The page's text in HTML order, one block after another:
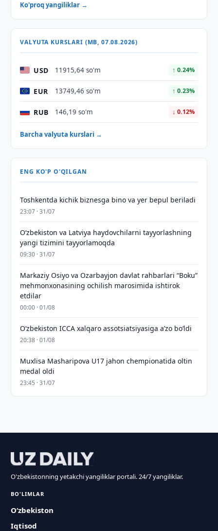
Ko'proq yangiliklar →
VALYUTA KURSLARI (MB, 07.08.2026)
USD 11915,64 so'm ↑ 0.24%
EUR 13749,46 so'm ↑ 0.23%
RUB 146,19 so'm ↓ 0.12%
Barcha valyuta kurslari →
ENG KO'P O'QILGAN
Toshkentda kichik biznesga bino va yer bepul beriladi
23:07 · 31/07
Oʻzbekiston va Latviya haydovchilarni tayyorlashning
yangi tizimini tayyorlamoqda
09:30 · 31/07
Markaziy Osiyo va Ozarbayjon davlat rahbarlari “Boku”
mehmonxonasining ochilish marosimida ishtirok
etdilar
00:00 · 01/08
O‘zbekiston ICCA xalqaro assotsiatsiyasiga aʼzo bo‘ldi
20:38 · 01/08
Muxlisa Masharipova U17 jahon chempionatida oltin
medal oldi
23:45 · 31/07
O'zbekistonning yetakchi yangiliklar portali. 24/7 yangiliklar.
BO'LIMLAR
O‘zbekiston
Iqtisod